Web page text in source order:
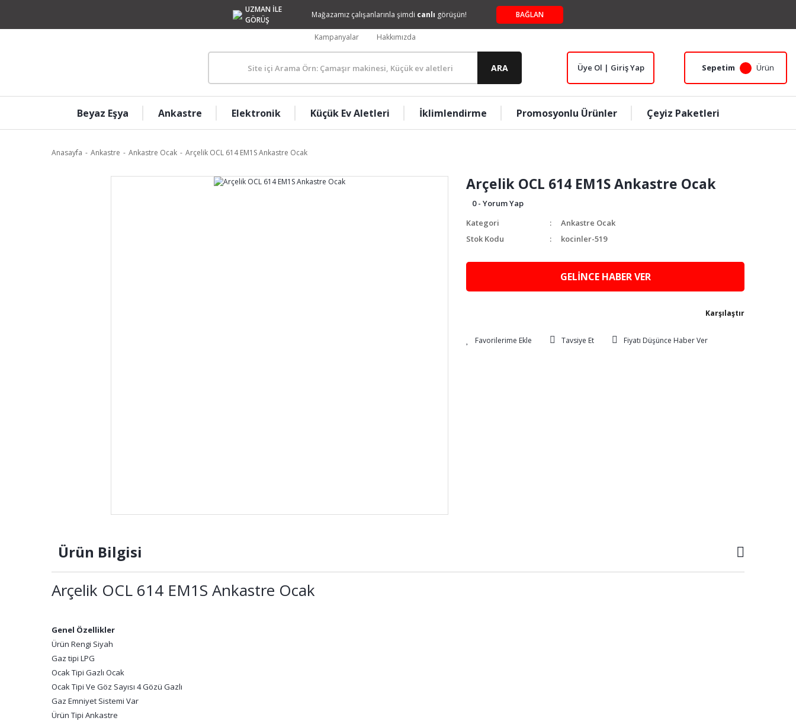
UZMAN İLE
GÖRÜŞ
Mağazamız çalışanlarınla şimdi canlı görüşün! BAĞLAN
Kampanyalar Hakkımızda
ARA Üye Ol | Giriş Yap Sepetim Ürün
Beyaz Eşya Ankastre Elektronik Küçük Ev Aletleri İklimlendirme Promosyonlu Ürünler Çeyiz Paketleri
Anasayfa Ankastre Ankastre Ocak Arçelik OCL 614 EM1S Ankastre Ocak
Arçelik OCL 614 EM1S Ankastre Ocak
0 - Yorum Yap
Kategori
Ankastre Ocak
Stok Kodu
kocinler-519
GELİNCE HABER VER
Karşılaştır
Tavsiye Et Fiyatı Düşünce Haber Ver
Ürün Bilgisi
Arçelik OCL 614 EM1S Ankastre Ocak
Genel Özellikler
Ürün Rengi Siyah
Gaz tipi LPG
Ocak Tipi Gazlı Ocak
Ocak Tipi Ve Göz Sayısı 4 Gözü Gazlı
Gaz Emniyet Sistemi Var
Ürün Tipi Ankastre